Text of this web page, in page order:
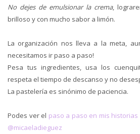
No dejes de emulsionar la crema,
brilloso y con mucho sabor a limón.
La organización nos lleva a la meta,
necesitamos ir paso a paso!
Pesa tus ingredientes, usa los
respeta el tiempo de descanso y no
La pastelería es sinónimo de paciencia.
Podes ver el paso a paso en mis
@micaeladieguez